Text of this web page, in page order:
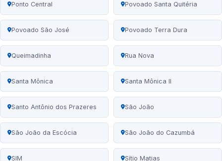
Ponto Central Povoado Santa Quitéria
Povoado São José Povoado Terra Dura
Queimadinha Rua Nova
Santa Mônica Santa Mônica II
Santo Antônio dos Prazeres São João
São João da Escócia São João do Cazumbá
SIM Sítio Matias